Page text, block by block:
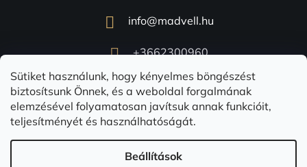
Sütiket használunk, hogy kényelmes böngészést
biztosítsunk Önnek, és a weboldal forgalmának
elemzésével folyamatosan javítsuk annak funkcióit,
teljesítményét és használhatóságát.
Beállítások
info@madvell.hu
+3662300960
Shoptet készítette